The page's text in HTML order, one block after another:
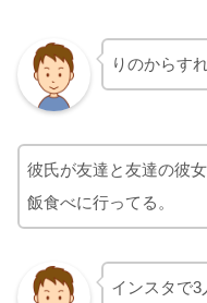
りのからす
彼氏が友達と友達の彼
飯食べに行ってる。
インスタで3